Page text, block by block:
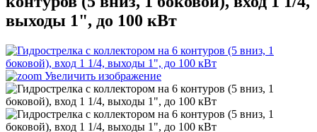
выходы 1", до 100 кВт
Увеличить изображение